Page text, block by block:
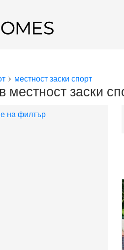
търсенето
местност заски спорт
местност заски
на филтър